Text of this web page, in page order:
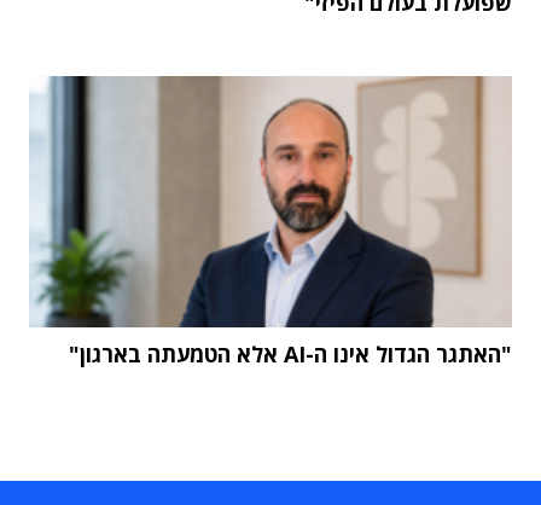
"האתגר הגדול אינו ה-AI אלא הטמעתה בארגון"